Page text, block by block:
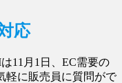
応
11月1日、EC需要の
軽に販売員に質問がで